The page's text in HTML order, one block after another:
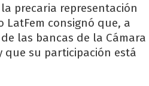
precaria representación
consignó que, a
las bancas de la Cámara
que su participación está